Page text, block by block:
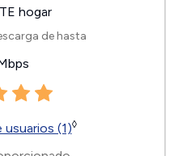
hogar
de hasta
(1)◊